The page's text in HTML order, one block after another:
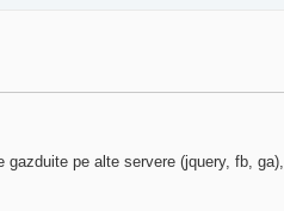
pe alte servere (jquery, fb,